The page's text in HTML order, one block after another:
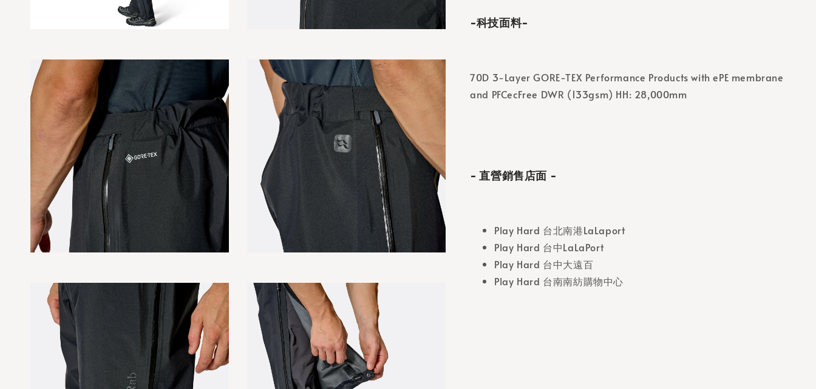
-科技面料-
70D 3-Layer GORE-TEX Performance Products with ePE membrane
and PFCecFree DWR (133gsm) HH: 28,000mm
- 直營銷售店面 -
Play Hard 台北南港LaLaport
Play Hard 台中LaLaPort
Play Hard 台中大遠百
Play Hard 台南南紡購物中心